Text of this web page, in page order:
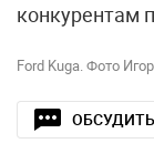
конкурентам
Ford Kuga. Фото
ОБСУДИТЬ